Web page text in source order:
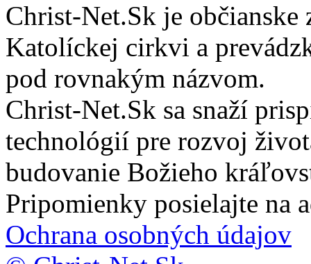
Christ-Net.Sk je
Katolíckej cirkvi a
pod rovnakým názvom.
Christ-Net.Sk sa snaží
technológií pre rozvoj
budovanie Božieho
Pripomienky posielajte na
Ochrana osobných údajov